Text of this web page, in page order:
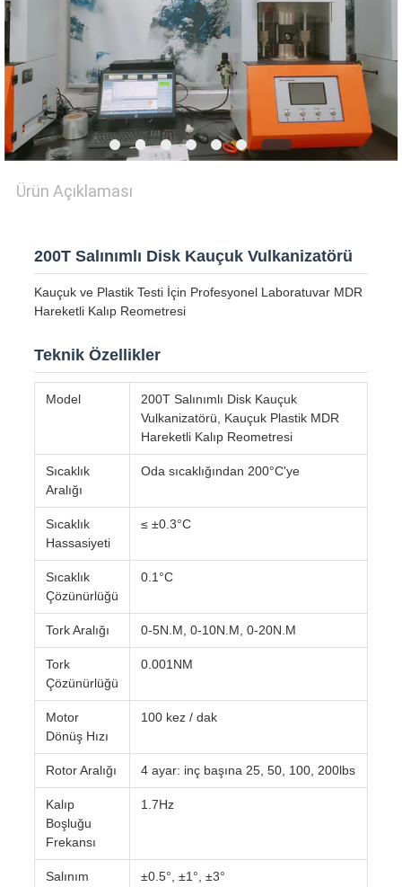
PRIVACY
POLICY
Ürün Açıklaması
200T Salınımlı Disk Kauçuk Vulkanizatörü
Kauçuk ve Plastik Testi İçin Profesyonel Laboratuvar MDR
Hareketli Kalıp Reometresi
Teknik Özellikler
Model
200T Salınımlı Disk Kauçuk
Vulkanizatörü, Kauçuk Plastik MDR
Hareketli Kalıp Reometresi
Sıcaklık
Aralığı
Oda sıcaklığından 200°C'ye
Sıcaklık
Hassasiyeti
≤ ±0.3°C
Sıcaklık
Çözünürlüğü
0.1°C
Tork Aralığı 0-5N.M, 0-10N.M, 0-20N.M
Tork
Çözünürlüğü
0.001NM
Motor
Dönüş Hızı
100 kez / dak
Rotor Aralığı 4 ayar: inç başına 25, 50, 100, 200lbs
Kalıp
Boşluğu
Frekansı
1.7Hz
Salınım
±0.5°, ±1°, ±3°